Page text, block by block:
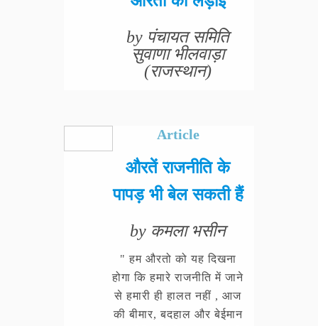
by पंचायत समिति
सुवाणा भीलवाड़ा
(राजस्थान)
Article
औरतें राजनीति के
पापड़ भी बेल सकती हैं
by कमला भसीन
" हम औरतो को यह दिखना
होगा कि हमारे राजनीति में जाने
से हमारी ही हालत नहीं , आज
की बीमार, बदहाल और बेईमान